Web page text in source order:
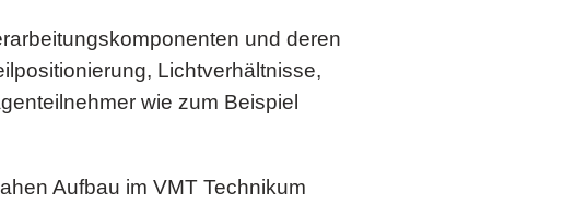
und deren
Lichtverhältnisse,
wie zum Beispiel
Aufbau im VMT Technikum